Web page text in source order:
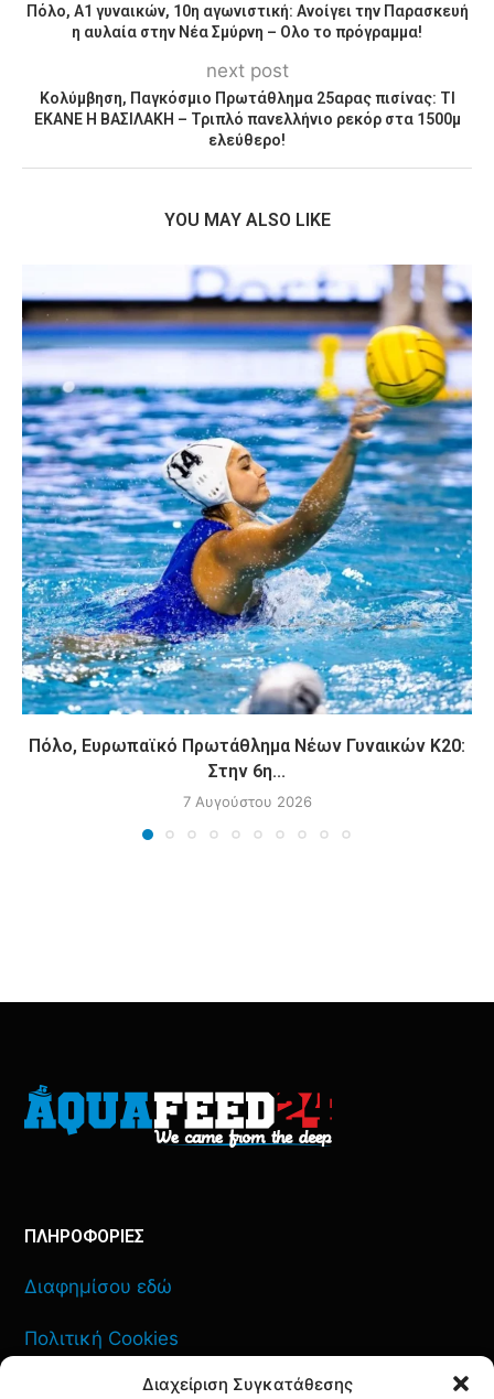
Διαχείριση Συγκατάθεσης
Πόλο, Α1 γυναικών, 10η αγωνιστική: Ανοίγει την Παρασκευή
η αυλαία στην Νέα Σμύρνη – Ολο το πρόγραμμα!
next post
Κολύμβηση, Παγκόσμιο Πρωτάθλημα 25αρας πισίνας: ΤΙ
ΕΚΑΝΕ Η ΒΑΣΙΛΑΚΗ – Τριπλό πανελλήνιο ρεκόρ στα 1500μ
ελεύθερο!
YOU MAY ALSO LIKE
Πόλο, Ευρωπαϊκό Πρωτάθλημα Νέων Γυναικών Κ20:
Στην 6η...
7 Αυγούστου 2026
ΠΛΗΡΟΦΟΡΙΕΣ
Διαφημίσου εδώ
Πολιτική Cookies